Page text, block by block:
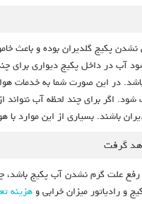
نشدن پکیج گلدیران بوده و
آب در داخل پکیج دیواری
در این صورت شما به خدمات
شود. اگر برای چند لحظه آب
باشند. بسیاری از این موارد با
گرفت
علت گرم نشدن آب پکیج
رادیاتور میزان خرابی وهزینه